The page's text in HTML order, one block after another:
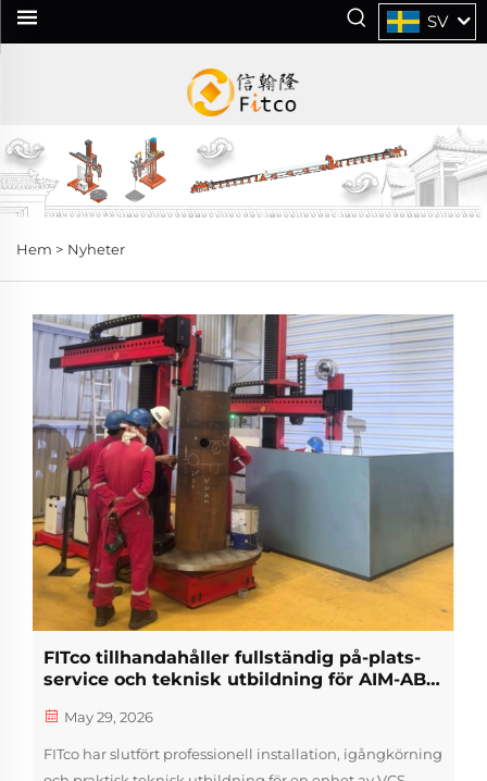
SV
Hem > Nyheter
FITco tillhandahåller fullständig på-plats-
service och teknisk utbildning för AIM-ABU
May 29, 2026
FITco har slutfört professionell installation, igångkörning